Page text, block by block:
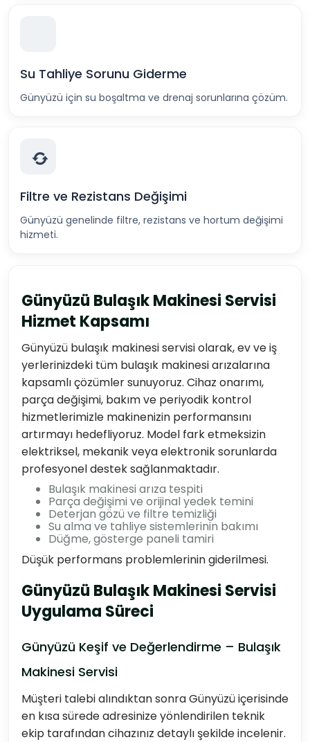
Su Tahliye Sorunu Giderme
Günyüzü için su boşaltma ve drenaj sorunlarına çözüm.
Filtre ve Rezistans Değişimi
Günyüzü genelinde filtre, rezistans ve hortum değişimi
hizmeti.
Günyüzü Bulaşık Makinesi Servisi
Hizmet Kapsamı
Günyüzü bulaşık makinesi servisi olarak, ev ve iş
yerlerinizdeki tüm bulaşık makinesi arızalarına
kapsamlı çözümler sunuyoruz. Cihaz onarımı,
parça değişimi, bakım ve periyodik kontrol
hizmetlerimizle makinenizin performansını
artırmayı hedefliyoruz. Model fark etmeksizin
elektriksel, mekanik veya elektronik sorunlarda
profesyonel destek sağlanmaktadır.
Bulaşık makinesi arıza tespiti
Parça değişimi ve orijinal yedek temini
Deterjan gözü ve filtre temizliği
Su alma ve tahliye sistemlerinin bakımı
Düğme, gösterge paneli tamiri
Düşük performans problemlerinin giderilmesi.
Günyüzü Bulaşık Makinesi Servisi
Uygulama Süreci
Günyüzü Keşif ve Değerlendirme – Bulaşık
Makinesi Servisi
Müşteri talebi alındıktan sonra Günyüzü içerisinde
en kısa sürede adresinize yönlendirilen teknik
ekip tarafından cihazınız detaylı şekilde incelenir.